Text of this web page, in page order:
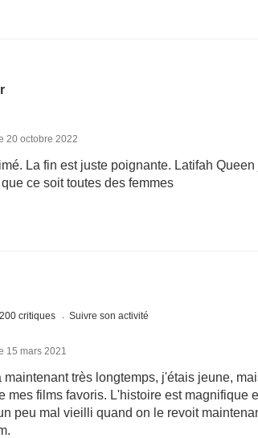
20 octobre 2022
La fin est juste poignante. Latifah
ce soit toutes des femmes
200 critiques Suivre son activité
15 mars 2021
très longtemps, j'étais jeune,
mes films favoris. L'histoire est magnifique
peu mal vieilli quand on le revoit